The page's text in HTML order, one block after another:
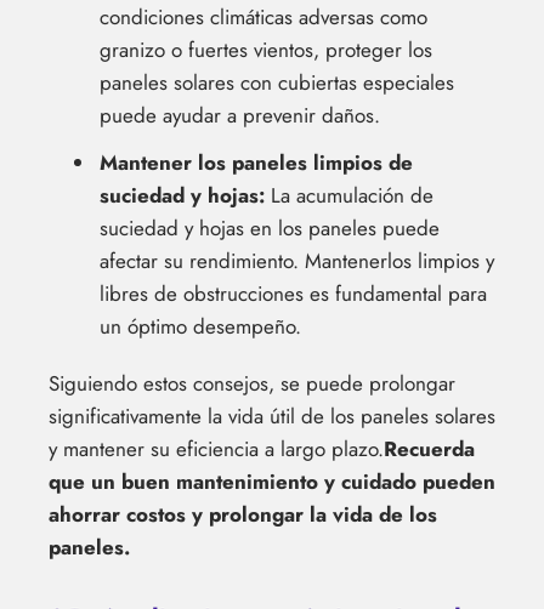
condiciones climáticas adversas como
granizo o fuertes vientos, proteger los
paneles solares con cubiertas especiales
puede ayudar a prevenir daños.
Mantener los paneles limpios de
suciedad y hojas: La acumulación de
suciedad y hojas en los paneles puede
afectar su rendimiento. Mantenerlos limpios y
libres de obstrucciones es fundamental para
un óptimo desempeño.
Siguiendo estos consejos, se puede prolongar
significativamente la vida útil de los paneles solares
y mantener su eficiencia a largo plazo.Recuerda
que un buen mantenimiento y cuidado pueden
ahorrar costos y prolongar la vida de los
paneles.